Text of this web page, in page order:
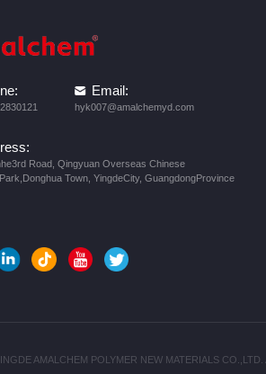
Email:
hyk007@amalchemyd.com
Road, Qingyuan Overseas Chinese
Town, YingdeCity, GuangdongProvince
AMALCHEM POLYMER NEW MATERIALS CO.,LTD.